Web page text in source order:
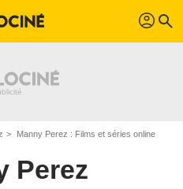
profil search
Manny Perez : Films et séries online
Perez